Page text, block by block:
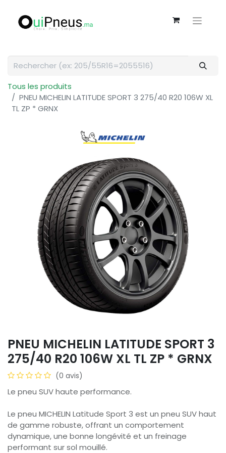
Tous les produits
PNEU MICHELIN LATITUDE SPORT 3 275/40 R20 106W XL
TL ZP * GRNX
PNEU MICHELIN LATITUDE SPORT 3
275/40 R20 106W XL TL ZP * GRNX
(0 avis)
Le pneu SUV haute performance.
Le pneu MICHELIN Latitude Sport 3 est un pneu SUV haut
de gamme robuste, offrant un comportement
dynamique, une bonne longévité et un freinage
performant sur sol mouillé.